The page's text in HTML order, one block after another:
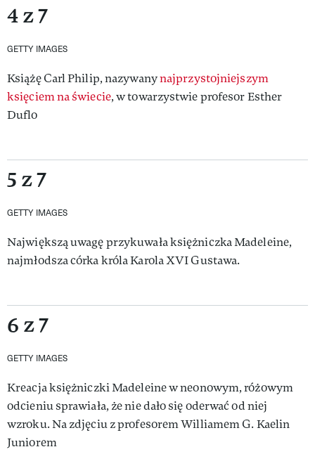
4 z 7
GETTY IMAGES
Książę Carl Philip, nazywanynajprzystojniejszym
księciem na świecie, w towarzystwie profesor Esther
Duflo
5 z 7
GETTY IMAGES
Największą uwagę przykuwała księżniczka Madeleine,
najmłodsza córka króla Karola XVI Gustawa.
6 z 7
GETTY IMAGES
Kreacja księżniczki Madeleine w neonowym, różowym
odcieniu sprawiała, że nie dało się oderwać od niej
wzroku. Na zdjęciu z profesorem Williamem G. Kaelin
Juniorem